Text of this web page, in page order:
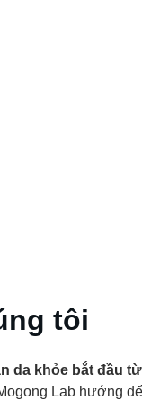
tôi
da khỏe bắt đầu
Lab hướng